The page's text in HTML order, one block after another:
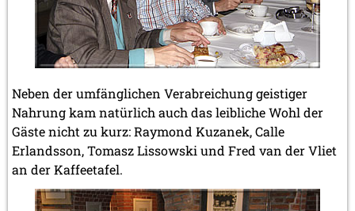
Neben der umfänglichen Verabreichung geistiger
Nahrung kam natürlich auch das leibliche Wohl der
Gäste nicht zu kurz: Raymond Kuzanek, Calle
Erlandsson, Tomasz Lissowski und Fred van der Vliet
an der Kaffeetafel.